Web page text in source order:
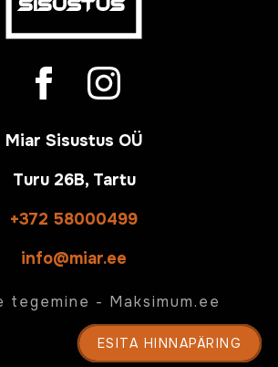
ESITA HINNAPÄRING
Miar Sisustus OÜ
Turu 26B, Tartu
+372 58000499
info@miar.ee
tegemine - Maksimum.ee